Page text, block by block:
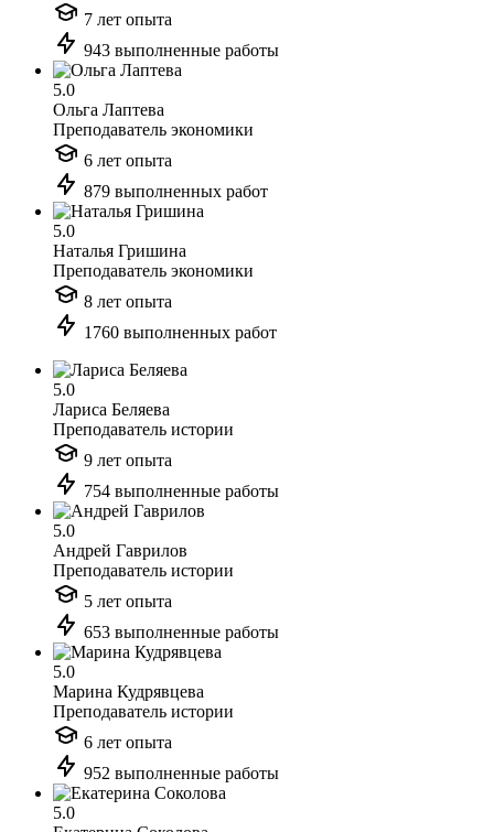
7 лет опыта
943 выполненные работы
5.0
Ольга Лаптева
Преподаватель экономики
6 лет опыта
879 выполненных работ
5.0
Наталья Гришина
Преподаватель экономики
8 лет опыта
1760 выполненных работ
5.0
Лариса Беляева
Преподаватель истории
9 лет опыта
754 выполненные работы
5.0
Андрей Гаврилов
Преподаватель истории
5 лет опыта
653 выполненные работы
5.0
Марина Кудрявцева
Преподаватель истории
6 лет опыта
952 выполненные работы
5.0